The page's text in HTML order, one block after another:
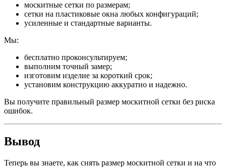
москитные сетки по размерам;
сетки на пластиковые окна любых конфигураций;
усиленные и стандартные варианты.
Мы:
бесплатно проконсультируем;
выполним точный замер;
изготовим изделие за короткий срок;
установим конструкцию аккуратно и надежно.
Вы получите правильный размер москитной сетки без риска
ошибок.
Вывод
Теперь вы знаете, как снять размер москитной сетки и на что